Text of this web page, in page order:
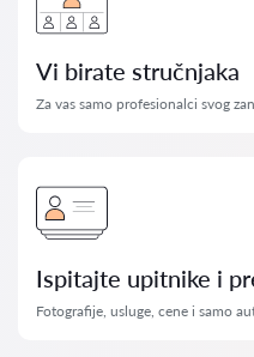
Vi birate stručnjaka
Za vas samo profesionalci svog
Ispitajte upitnike i
Fotografije, usluge, cene i samo